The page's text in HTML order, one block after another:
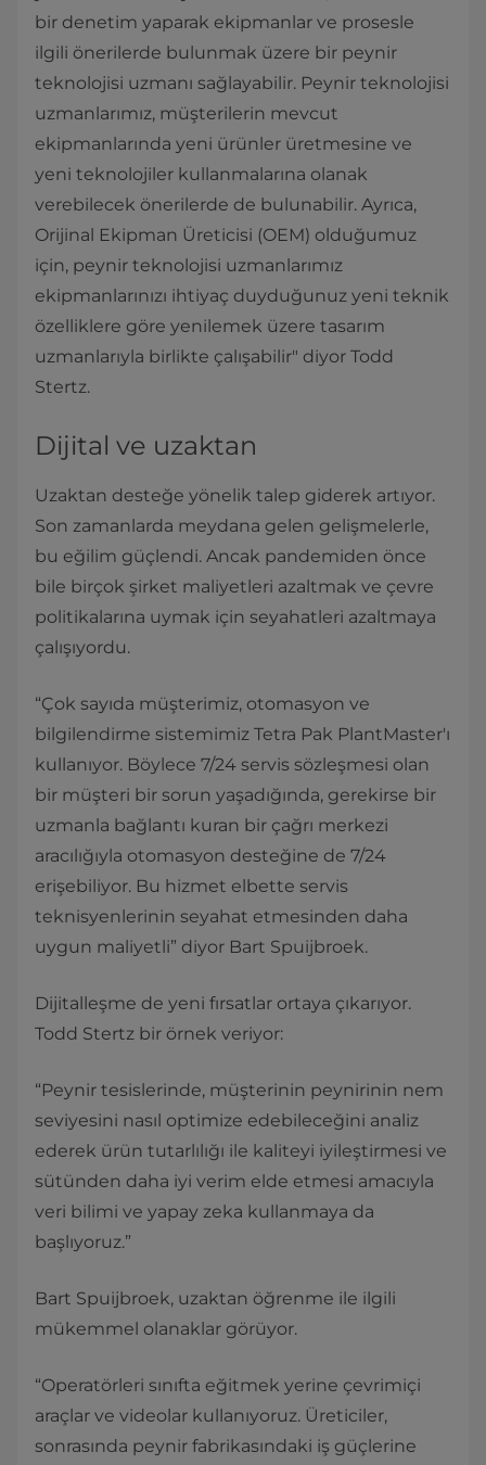
bir denetim yaparak ekipmanlar ve prosesle
ilgili önerilerde bulunmak üzere bir peynir
teknolojisi uzmanı sağlayabilir. Peynir teknolojisi
uzmanlarımız, müşterilerin mevcut
ekipmanlarında yeni ürünler üretmesine ve
yeni teknolojiler kullanmalarına olanak
verebilecek önerilerde de bulunabilir. Ayrıca,
Orijinal Ekipman Üreticisi (OEM) olduğumuz
için, peynir teknolojisi uzmanlarımız
ekipmanlarınızı ihtiyaç duyduğunuz yeni teknik
özelliklere göre yenilemek üzere tasarım
uzmanlarıyla birlikte çalışabilir" diyor Todd
Stertz.
Dijital ve uzaktan
Uzaktan desteğe yönelik talep giderek artıyor.
Son zamanlarda meydana gelen gelişmelerle,
bu eğilim güçlendi. Ancak pandemiden önce
bile birçok şirket maliyetleri azaltmak ve çevre
politikalarına uymak için seyahatleri azaltmaya
çalışıyordu.
“Çok sayıda müşterimiz, otomasyon ve
bilgilendirme sistemimiz Tetra Pak PlantMaster'ı
kullanıyor. Böylece 7/24 servis sözleşmesi olan
bir müşteri bir sorun yaşadığında, gerekirse bir
uzmanla bağlantı kuran bir çağrı merkezi
aracılığıyla otomasyon desteğine de 7/24
erişebiliyor. Bu hizmet elbette servis
teknisyenlerinin seyahat etmesinden daha
uygun maliyetli” diyor Bart Spuijbroek.
Dijitalleşme de yeni fırsatlar ortaya çıkarıyor.
Todd Stertz bir örnek veriyor:
“Peynir tesislerinde, müşterinin peynirinin nem
seviyesini nasıl optimize edebileceğini analiz
ederek ürün tutarlılığı ile kaliteyi iyileştirmesi ve
sütünden daha iyi verim elde etmesi amacıyla
veri bilimi ve yapay zeka kullanmaya da
başlıyoruz.”
Bart Spuijbroek, uzaktan öğrenme ile ilgili
mükemmel olanaklar görüyor.
“Operatörleri sınıfta eğitmek yerine çevrimiçi
araçlar ve videolar kullanıyoruz. Üreticiler,
sonrasında peynir fabrikasındaki iş güçlerine